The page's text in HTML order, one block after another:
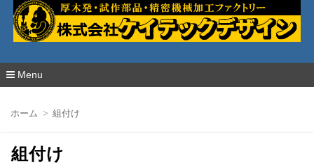
厚木発・試作部品・精密加工の株式会社ケイ
テックデザイン
Menu
ン
ホーム 組付け
組付け